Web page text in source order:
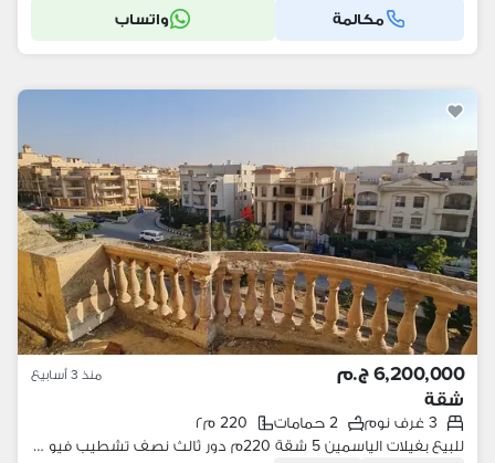
مكالمة واتساب
6,200,000 ج.م منذ 3 أسابيع
شقة
3 غرف نوم 2 حمامات
220 م٢
للبيع بفيلات الياسمين 5 شقة 220م دور ثالث نصف تشطيب فيو جاردن صغيرة